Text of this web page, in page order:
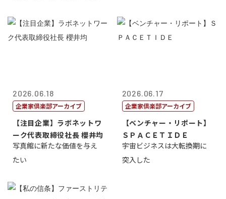
2026.06.18
企業家倶楽部アーカイブ
【注目企業】ラボネットワ
ーク代表取締役社長 櫻井均
写真館に新たな価値を与え
たい
2026.06.17
企業家倶楽部アーカイブ
【ベンチャー・リポート】
ＳＰＡＣＥＴＩＤＥ
宇宙ビジネスは大転換期に
突入した